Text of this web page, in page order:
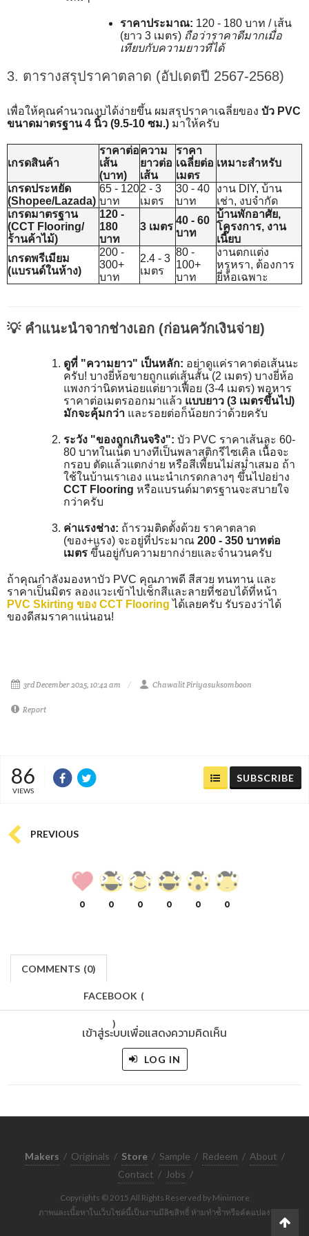
ราคาประมาณ: 120 - 180 บาท / เส้น
(ยาว 3 เมตร) ถือว่าราคาดีมากเมื่อ
เทียบกับความยาวที่ได้
3. ตารางสรุปราคาตลาด (อัปเดตปี 2567-2568)
เพื่อให้คุณคำนวณงบได้ง่ายขึ้น ผมสรุปราคาเฉลี่ยของ บัว PVC
ขนาดมาตรฐาน 4 นิ้ว (9.5-10 ซม.) มาให้ครับ
เกรดสินค้า
ราคาต่อ
เส้น
(บาท)
ความ
ยาวต่อ
เส้น
ราคา
เฉลี่ยต่อ
เมตร
เหมาะสำหรับ
เกรดประหยัด
(Shopee/Lazada)
65 - 120
บาท
2 - 3
เมตร
30 - 40
บาท
งาน DIY, บ้าน
เช่า, งบจำกัด
เกรดมาตรฐาน
(CCT Flooring/
ร้านค้าไม้)
120 -
180
บาท
3 เมตร
40 - 60
บาท
บ้านพักอาศัย,
โครงการ, งาน
เนี๊ยบ
เกรดพรีเมียม
(แบรนด์ในห้าง)
200 -
300+
บาท
2.4 - 3
เมตร
80 -
100+
บาท
งานตกแต่ง
หรูหรา, ต้องการ
ยี่ห้อเฉพาะ
💡 คำแนะนำจากช่างเอก (ก่อนควักเงินจ่าย)
ดูที่ "ความยาว" เป็นหลัก: อย่าดูแค่ราคาต่อเส้นนะ
ครับ! บางยี่ห้อขายถูกแต่เส้นสั้น (2 เมตร) บางยี่ห้อ
แพงกว่านิดหน่อยแต่ยาวเฟื้อย (3-4 เมตร) พอหาร
ราคาต่อเมตรออกมาแล้ว แบบยาว (3 เมตรขึ้นไป)
มักจะคุ้มกว่า และรอยต่อก็น้อยกว่าด้วยครับ
ระวัง "ของถูกเกินจริง": บัว PVC ราคาเส้นละ 60-
80 บาทในเน็ต บางทีเป็นพลาสติกรีไซเคิล เนื้อจะ
กรอบ ตัดแล้วแตกง่าย หรือสีเพี้ยนไม่สม่ำเสมอ ถ้า
ใช้ในบ้านเราเอง แนะนำเกรดกลางๆ ขึ้นไปอย่าง
CCT Flooring หรือแบรนด์มาตรฐานจะสบายใจ
กว่าครับ
ค่าแรงช่าง: ถ้ารวมติดตั้งด้วย ราคาตลาด
(ของ+แรง) จะอยู่ที่ประมาณ 200 - 350 บาทต่อ
เมตร ขึ้นอยู่กับความยากง่ายและจำนวนครับ
ถ้าคุณกำลังมองหาบัว PVC คุณภาพดี สีสวย ทนทาน และ
ราคาเป็นมิตร ลองแวะเข้าไปเช็กสีและลายที่ชอบได้ที่หน้า
PVC Skirting ของ CCT Flooring ได้เลยครับ รับรองว่าได้
ของดีสมราคาแน่นอน!
3rd December 2025, 10:42 am Chawalit Piriyasuksomboon
Report
86
VIEWS
SUBSCRIBE
PREVIOUS
0 0 0 0 0 0
COMMENTS (0)
FACEBOOK (
)
เข้าสู่ระบบเพื่อแสดงความคิดเห็น
LOG IN
Makers / Originals / Store / Sample / Redeem / About /
Contact / Jobs /
Copyrights © 2015 All Rights Reserved by Minimore
ภาพและเนื้อหาในเว็บไซต์นี้เป็นงานมีลิขสิทธิ์ ห้ามทำซ้ำหรือดัดแปลง